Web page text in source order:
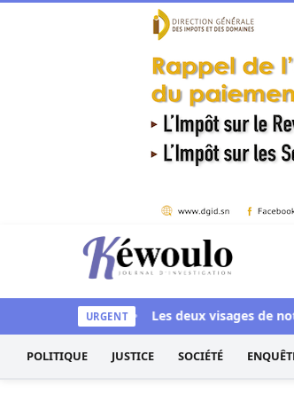
Aller au contenu
Kéwoulo, le premier site
URGENT
aussi blanchi Les deux visages de notre
POLITIQUE JUSTICE SOCIÉTÉ